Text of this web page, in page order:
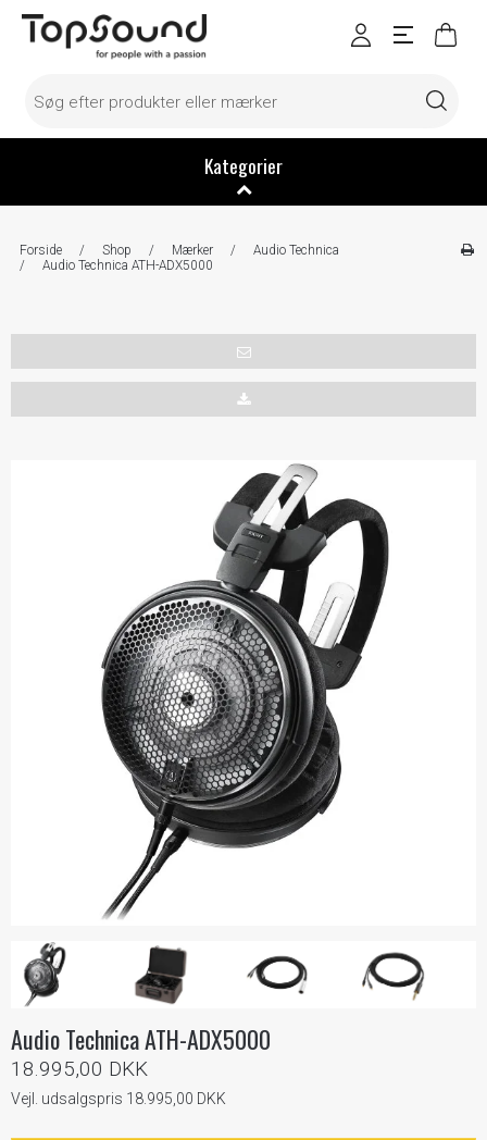
Kategorier
Forside / Shop / Mærker /
Audio Technica
/
Audio Technica ATH-ADX5000
Audio Technica ATH-ADX5000
18.995,00 DKK
Vejl. udsalgspris 18.995,00 DKK